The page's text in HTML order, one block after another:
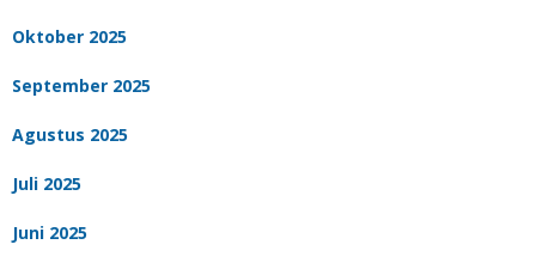
Oktober 2025
September 2025
Agustus 2025
Juli 2025
Juni 2025